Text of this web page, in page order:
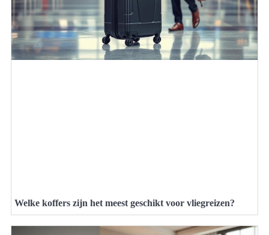
Welke koffers zijn het meest geschikt voor vliegreizen?